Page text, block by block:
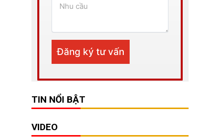
TIN NỔI BẬT
VIDEO